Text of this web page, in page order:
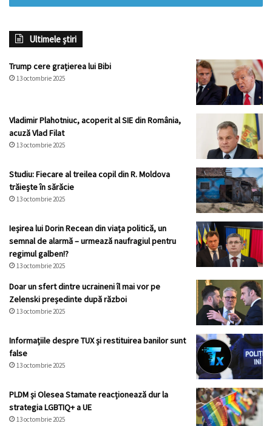
Ultimele știri
Trump cere grațierea lui Bibi
13 octombrie 2025
Vladimir Plahotniuc, acoperit al SIE din România,
acuză Vlad Filat
13 octombrie 2025
Studiu: Fiecare al treilea copil din R. Moldova
trăiește în sărăcie
13 octombrie 2025
Ieșirea lui Dorin Recean din viața politică, un
semnal de alarmă – urmează naufragiul pentru
regimul galben!?
13 octombrie 2025
Doar un sfert dintre ucraineni îl mai vor pe
Zelenski președinte după război
13 octombrie 2025
Informațiile despre TUX și restituirea banilor sunt
false
13 octombrie 2025
PLDM și Olesea Stamate reacționează dur la
strategia LGBTIQ+ a UE
13 octombrie 2025